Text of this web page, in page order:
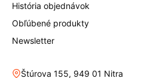
História objednávok
Obľúbené produkty
Newsletter
Štúrova 155, 949 01 Nitra